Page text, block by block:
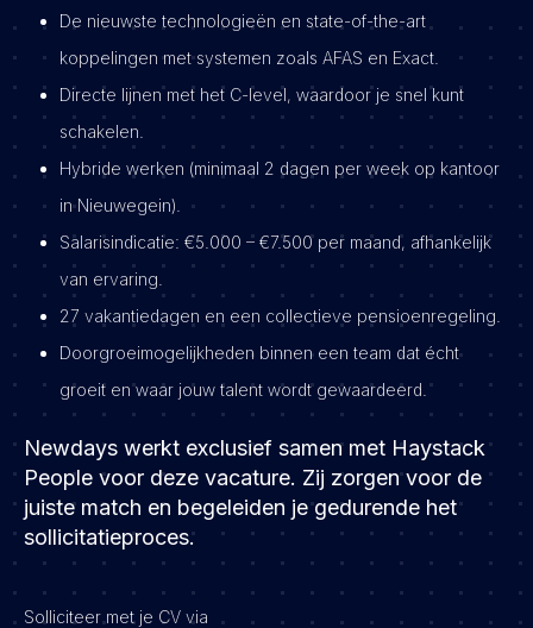
De nieuwste technologieën en state-of-the-art
koppelingen met systemen zoals AFAS en Exact.
Directe lijnen met het C-level, waardoor je snel kunt
schakelen.
Hybride werken (minimaal 2 dagen per week op kantoor
in Nieuwegein).
Salarisindicatie: €5.000 – €7.500 per maand, afhankelijk
van ervaring.
27 vakantiedagen en een collectieve pensioenregeling.
Doorgroeimogelijkheden binnen een team dat écht
groeit en waar jouw talent wordt gewaardeerd.
Newdays werkt exclusief samen met Haystack
People voor deze vacature. Zij zorgen voor de
juiste match en begeleiden je gedurende het
sollicitatieproces.
Solliciteer met je CV via